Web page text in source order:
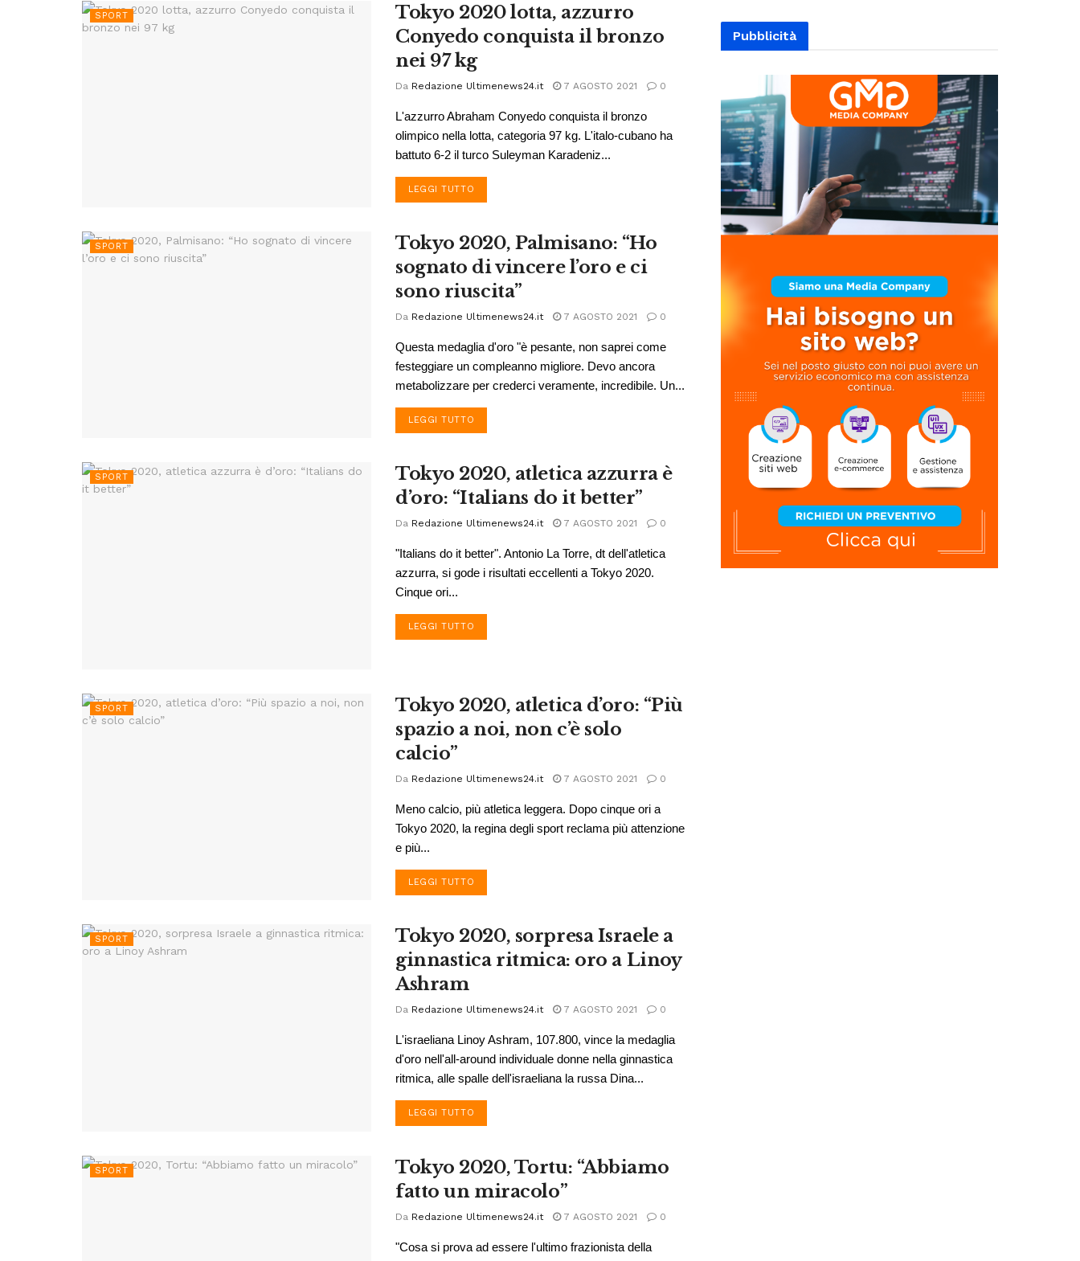
SPORT
Tokyo 2020 lotta, azzurro
Conyedo conquista il bronzo
nei 97 kg
Da Redazione Ultimenews24.it 7 AGOSTO 2021 0
L'azzurro Abraham Conyedo conquista il bronzo
olimpico nella lotta, categoria 97 kg. L'italo-cubano ha
battuto 6-2 il turco Suleyman Karadeniz...
LEGGI TUTTO
SPORT
Tokyo 2020, Palmisano: “Ho
sognato di vincere l’oro e ci
sono riuscita”
Da Redazione Ultimenews24.it 7 AGOSTO 2021 0
Questa medaglia d'oro "è pesante, non saprei come
festeggiare un compleanno migliore. Devo ancora
metabolizzare per crederci veramente, incredibile. Un...
LEGGI TUTTO
SPORT
Tokyo 2020, atletica azzurra è
d’oro: “Italians do it better”
Da Redazione Ultimenews24.it 7 AGOSTO 2021 0
"Italians do it better". Antonio La Torre, dt dell'atletica
azzurra, si gode i risultati eccellenti a Tokyo 2020.
Cinque ori...
LEGGI TUTTO
SPORT
Tokyo 2020, atletica d’oro: “Più
spazio a noi, non c’è solo
calcio”
Da Redazione Ultimenews24.it 7 AGOSTO 2021 0
Meno calcio, più atletica leggera. Dopo cinque ori a
Tokyo 2020, la regina degli sport reclama più attenzione
e più...
LEGGI TUTTO
SPORT
Tokyo 2020, sorpresa Israele a
ginnastica ritmica: oro a Linoy
Ashram
Da Redazione Ultimenews24.it 7 AGOSTO 2021 0
L'israeliana Linoy Ashram, 107.800, vince la medaglia
d'oro nell'all-around individuale donne nella ginnastica
ritmica, alle spalle dell'israeliana la russa Dina...
LEGGI TUTTO
SPORT
Tokyo 2020, Tortu: “Abbiamo
fatto un miracolo”
Da Redazione Ultimenews24.it 7 AGOSTO 2021 0
"Cosa si prova ad essere l'ultimo frazionista della
Pubblicità